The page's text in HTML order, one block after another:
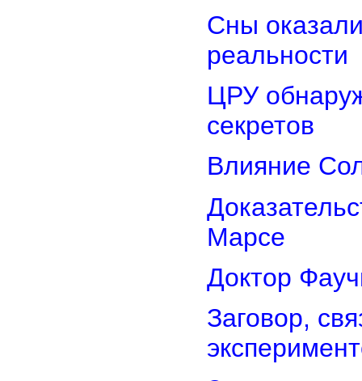
Сны
реальности
ЦРУ
секретов
Влияние
Марсе
Доктор
Заговор,